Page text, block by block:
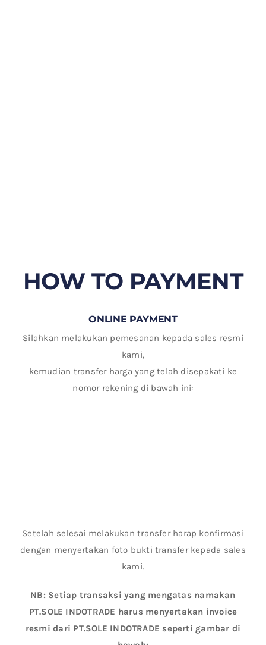
HOW TO PAYMENT
ONLINE PAYMENT
Silahkan melakukan pemesanan kepada sales resmi
kami,
kemudian transfer harga yang telah disepakati ke
nomor rekening di bawah ini:
Setelah selesai melakukan transfer harap konfirmasi
dengan menyertakan foto bukti transfer kepada sales
kami.
NB: Setiap transaksi yang mengatas namakan
PT.SOLE INDOTRADE harus menyertakan invoice
resmi dari PT.SOLE INDOTRADE seperti gambar di